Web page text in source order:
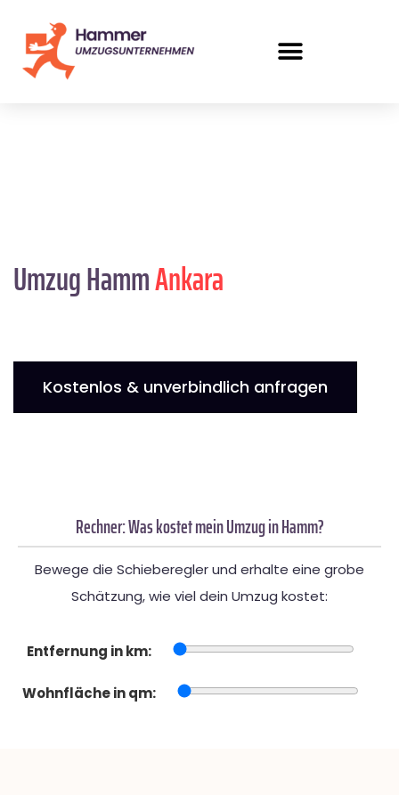
Umzug HammAnkara
Kostenlos & unverbindlich anfragen
Rechner: Was kostet mein Umzug in Hamm?
Bewege die Schieberegler und erhalte eine grobe
Schätzung, wie viel dein Umzug kostet:
Entfernung in km:
Wohnfläche in qm: